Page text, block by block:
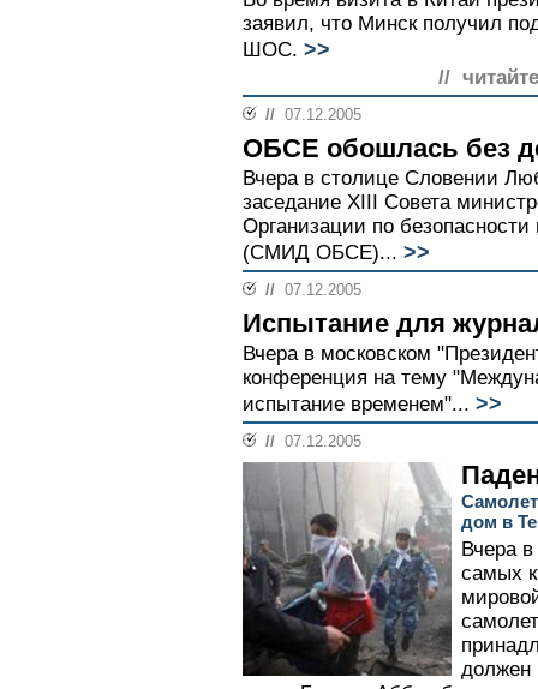
заявил, что Минск получил
ШОС. >>
//
// 07.12.2005
ОБСЕ обошлась без
Вчера в столице Словении
заседание XIII Совета
Организации по
(СМИД ОБСЕ)... >>
// 07.12.2005
Испытание для
Вчера в московском
конференция на тему
испытание временем"... >>
// 07.12.2005
дом в
Вчера
самых
должен